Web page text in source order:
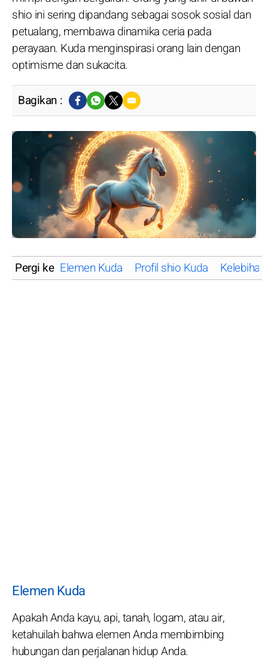
shio ini sering dipandang sebagai sosok sosial dan
petualang, membawa dinamika ceria pada
perayaan. Kuda menginspirasi orang lain dengan
optimisme dan sukacita.
Bagikan :
Pergi ke Elemen Kuda Profil shio Kuda
Elemen Kuda
Apakah Anda kayu, api, tanah, logam, atau air,
ketahuilah bahwa elemen Anda membimbing
hubungan dan perjalanan hidup Anda.